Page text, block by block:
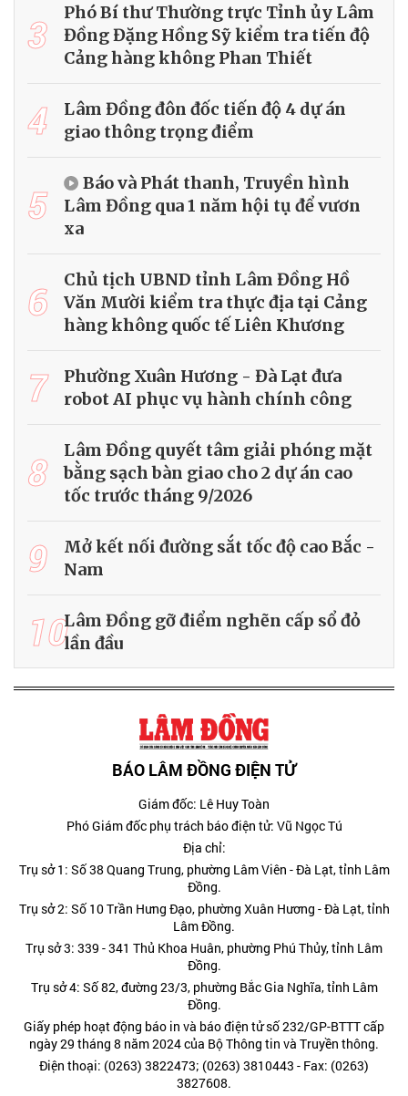
3
Phó Bí thư Thường trực Tỉnh ủy Lâm
Đồng Đặng Hồng Sỹ kiểm tra tiến độ
Cảng hàng không Phan Thiết
4
Lâm Đồng đôn đốc tiến độ 4 dự án
giao thông trọng điểm
5
Báo và Phát thanh, Truyền hình
Lâm Đồng qua 1 năm hội tụ để vươn
xa
6
Chủ tịch UBND tỉnh Lâm Đồng Hồ
Văn Mười kiểm tra thực địa tại Cảng
hàng không quốc tế Liên Khương
7
Phường Xuân Hương - Đà Lạt đưa
robot AI phục vụ hành chính công
8
Lâm Đồng quyết tâm giải phóng mặt
bằng sạch bàn giao cho 2 dự án cao
tốc trước tháng 9/2026
9
Mở kết nối đường sắt tốc độ cao Bắc -
Nam
10Lâm Đồng gỡ điểm nghẽn cấp sổ đỏ
lần đầu
BÁO LÂM ĐỒNG ĐIỆN TỬ
Giám đốc: Lê Huy Toàn
Phó Giám đốc phụ trách báo điện tử: Vũ Ngọc Tú
Địa chỉ:
Trụ sở 1: Số 38 Quang Trung, phường Lâm Viên - Đà Lạt, tỉnh Lâm
Đồng.
Trụ sở 2: Số 10 Trần Hưng Đạo, phường Xuân Hương - Đà Lạt, tỉnh
Lâm Đồng.
Trụ sở 3: 339 - 341 Thủ Khoa Huân, phường Phú Thủy, tỉnh Lâm
Đồng.
Trụ sở 4: Số 82, đường 23/3, phường Bắc Gia Nghĩa, tỉnh Lâm
Đồng.
Giấy phép hoạt động báo in và báo điện tử số 232/GP-BTTT cấp
ngày 29 tháng 8 năm 2024 của Bộ Thông tin và Truyền thông.
Điện thoại: (0263) 3822473; (0263) 3810443 - Fax: (0263)
3827608.